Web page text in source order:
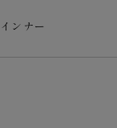
インナー